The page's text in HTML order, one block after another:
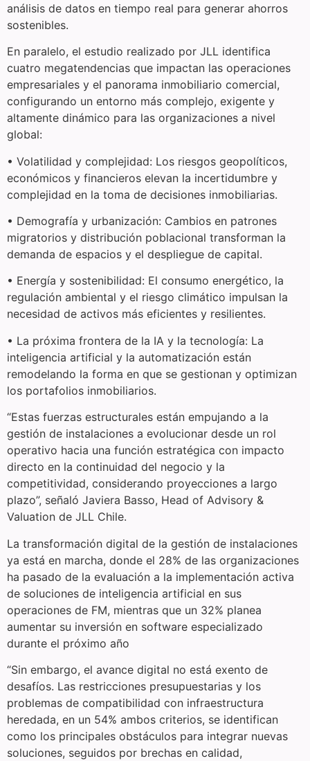
análisis de datos en tiempo real para generar ahorros
sostenibles.
En paralelo, el estudio realizado por JLL identifica
cuatro megatendencias que impactan las operaciones
empresariales y el panorama inmobiliario comercial,
configurando un entorno más complejo, exigente y
altamente dinámico para las organizaciones a nivel
global:
• Volatilidad y complejidad: Los riesgos geopolíticos,
económicos y financieros elevan la incertidumbre y
complejidad en la toma de decisiones inmobiliarias.
• Demografía y urbanización: Cambios en patrones
migratorios y distribución poblacional transforman la
demanda de espacios y el despliegue de capital.
• Energía y sostenibilidad: El consumo energético, la
regulación ambiental y el riesgo climático impulsan la
necesidad de activos más eficientes y resilientes.
• La próxima frontera de la IA y la tecnología: La
inteligencia artificial y la automatización están
remodelando la forma en que se gestionan y optimizan
los portafolios inmobiliarios.
“Estas fuerzas estructurales están empujando a la
gestión de instalaciones a evolucionar desde un rol
operativo hacia una función estratégica con impacto
directo en la continuidad del negocio y la
competitividad, considerando proyecciones a largo
plazo”, señaló Javiera Basso, Head of Advisory &
Valuation de JLL Chile.
La transformación digital de la gestión de instalaciones
ya está en marcha, donde el 28% de las organizaciones
ha pasado de la evaluación a la implementación activa
de soluciones de inteligencia artificial en sus
operaciones de FM, mientras que un 32% planea
aumentar su inversión en software especializado
durante el próximo año
“Sin embargo, el avance digital no está exento de
desafíos. Las restricciones presupuestarias y los
problemas de compatibilidad con infraestructura
heredada, en un 54% ambos criterios, se identifican
como los principales obstáculos para integrar nuevas
soluciones, seguidos por brechas en calidad,